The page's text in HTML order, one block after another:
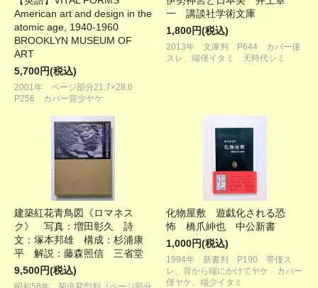
American art and design in the
atomic age, 1940-1960
BROOKLYN MUSEUM OF
ART
5,700円(税込)
2001年 ページ部分21.7×28.0
P256 カバー背少ヤケ
一 講談社学術文庫
1,800円(税込)
2013年 文庫判 P644 カバー僅
スレ、端僅イタミ 天時代シミ
建築紅花青鳥図《ロマネス
ク》 写真：増田彰久 詩
文：塚本邦雄 構成：杉浦康
平 解説：藤森照信 三省堂
9,500円(税込)
化物屋敷 遊戯化される恐
怖 橋爪紳也 中公新書
1,000円(税込)
1994年 新書判 P190 帯僅ス
レ、背から端にかけてヤケ カバー
僅ヤケ、端少イタミ